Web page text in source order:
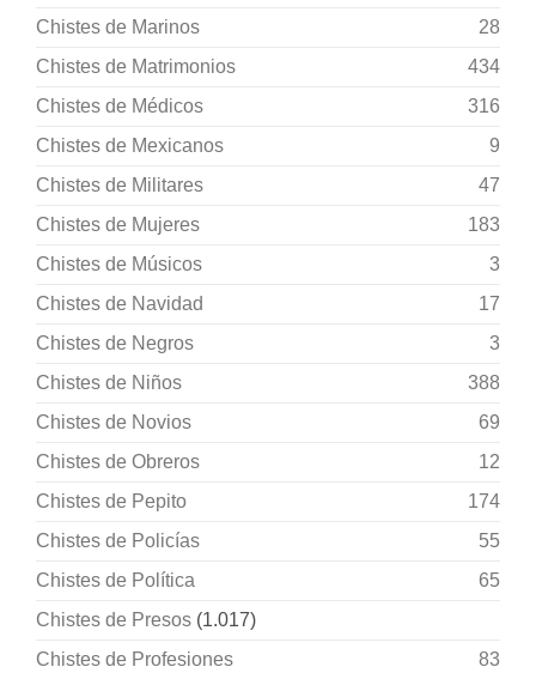
Chistes de Marinos
28
Chistes de Matrimonios
434
Chistes de Médicos
316
Chistes de Mexicanos
9
Chistes de Militares
47
Chistes de Mujeres
183
Chistes de Músicos
3
Chistes de Navidad
17
Chistes de Negros
3
Chistes de Niños
388
Chistes de Novios
69
Chistes de Obreros
12
Chistes de Pepito
174
Chistes de Policías
55
Chistes de Política
65
Chistes de Presos (1.017)
Chistes de Profesiones
83